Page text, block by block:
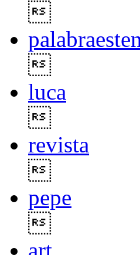
luca
revista
pepe